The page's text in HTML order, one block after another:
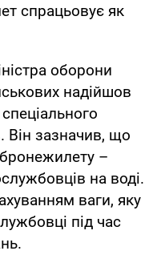
спрацьовує як
оборони
надійшов
Він зазначив, що
–
на воді.
ваги, яку
під час